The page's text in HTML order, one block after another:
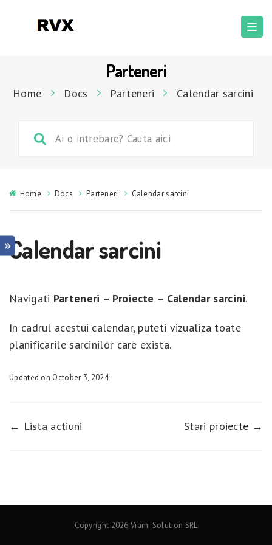
Parteneri
Home Docs Parteneri Calendar sarcini
Home Docs Parteneri Calendar sarcini
Calendar sarcini
Navigati Parteneri – Proiecte – Calendar sarcini.
In cadrul acestui calendar, puteti vizualiza toate
planificarile sarcinilor care exista.
Updated on October 3, 2024
← Lista actiuni Stari proiecte →
Copyright 2026 Viami Solution SRL